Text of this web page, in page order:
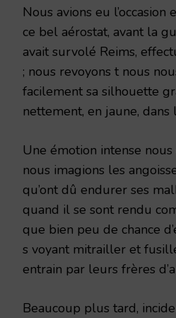
Nous avions eu
ce bel aérostat, avant la
avait survolé Reims,
; nous revoyons t nous
facilement sa silhouette
nettement, en jaune, dans
Une émotion intense
nous imagions les
qu’ont dû endurer ses
quand il se sont rendu
que bien peu de chance
s voyant mitrailler et
entrain par leurs frères
Beaucoup plus tard,